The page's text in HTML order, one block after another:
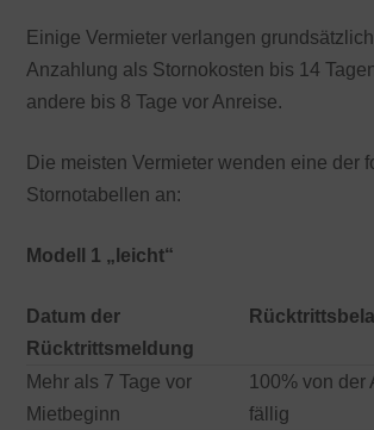
Einige Vermieter verlangen
Anzahlung als Stornokosten bis 14
andere bis 8 Tage vor Anreise.
Die meisten Vermieter wenden eine der
Stornotabellen an:
Modell 1 „leicht“
Datum der
Rücktrittsmeldung
Mehr als 7 Tage vor
Mietbeginn
100% von der
fällig